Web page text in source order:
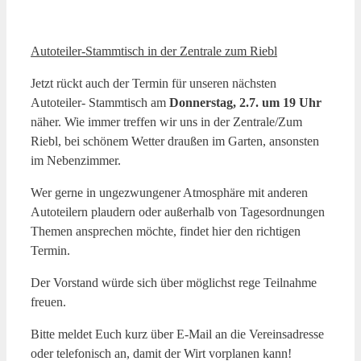
Autoteiler-Stammtisch in der Zentrale zum Riebl
Jetzt rückt auch der Termin für unseren nächsten
Autoteiler- Stammtisch am Donnerstag, 2.7. um 19 Uhr
näher. Wie immer treffen wir uns in der Zentrale/Zum
Riebl, bei schönem Wetter draußen im Garten, ansonsten
im Nebenzimmer.
Wer gerne in ungezwungener Atmosphäre mit anderen
Autoteilern plaudern oder außerhalb von Tagesordnungen
Themen ansprechen möchte, findet hier den richtigen
Termin.
Der Vorstand würde sich über möglichst rege Teilnahme
freuen.
Bitte meldet Euch kurz über E-Mail an die Vereinsadresse
oder telefonisch an, damit der Wirt vorplanen kann!